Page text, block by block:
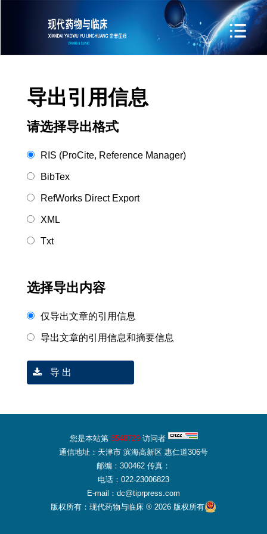
导出引用信息
请选择导出格式
RIS (ProCite, Reference Manager)
BibTex
RefWorks Direct Export
XML
Txt
选择导出内容
仅导出文章的引用信息
导出文章的引用信息和摘要信息
导 出
您是本站第 8548729访问者
通信地址：天津市 滨海高新区 惠仁道306号
邮编：300462 传真：
电话：022-23006823
E-mail：dc@tiprpress.com
版权所有：现代药物与临床 ® 2026 版权所有